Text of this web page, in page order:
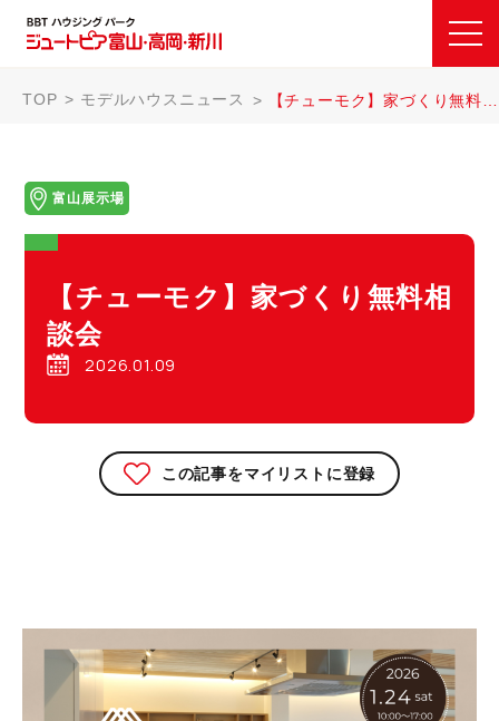
TOP モデルハウスニュース 【チューモク】家づくり無料相談会
富山展示場
【チューモク】家づくり無料相
談会
2026.01.09
この記事をマイリストに登録